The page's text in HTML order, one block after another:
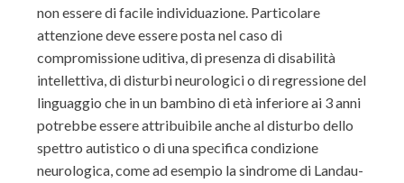
non essere di facile individuazione. Particolare
attenzione deve essere posta nel caso di
compromissione uditiva, di presenza di disabilità
intellettiva, di disturbi neurologici o di regressione del
linguaggio che in un bambino di età inferiore ai 3 anni
potrebbe essere attribuibile anche al disturbo dello
spettro autistico o di una specifica condizione
neurologica, come ad esempio la sindrome di Landau-